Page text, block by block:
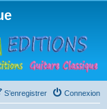
Connexion
S’enregistrer